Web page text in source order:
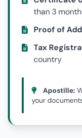
than 3
Proof of
Tax
country
Apostille:
your